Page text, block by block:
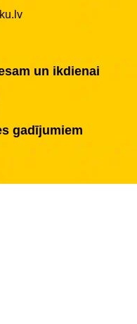
un ikdienai
gadījumiem